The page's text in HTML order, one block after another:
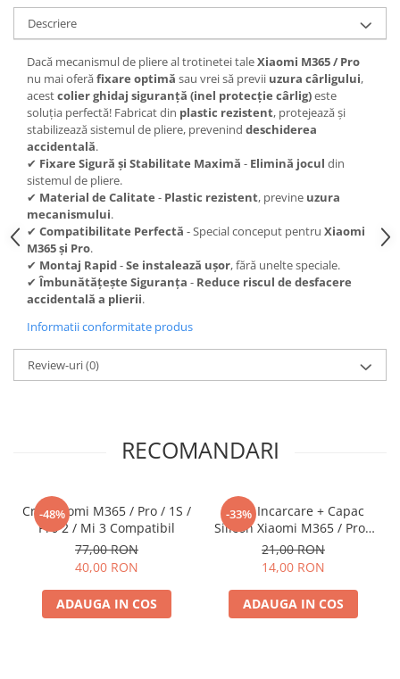
trotinete-electrice
https://www.doctortrotineta.ro/cauciucuri-
cu-camera
cauciucuri-bicicleta
Camere bicicleta
Cauciuc tubeless cu GEL antipană
Accesorii
Trotinete electrice
Biciclete Electrice
Anvelope moto
Camere moto
Anvelope ATV
Cauciucuri bicicleta
Anvelope și Camere Utilaje
https://www.doctortrotineta.ro/plata-
tbi?
Descriere
Dacă mecanismul de pliere al trotinetei taleXiaomi M365 / Pro
nu mai oferăfixare optimă sau vrei să previi uzura cârligului,
acestcolier ghidaj siguranță (inel protecție cârlig)este
soluția perfectă! Fabricat din plastic rezistent, protejează și
stabilizează sistemul de pliere, prevenind deschiderea
accidentală.
✔ Fixare Sigură și Stabilitate Maximă - Elimină jocul din
sistemul de pliere.
✔ Material de Calitate - Plastic rezistent, previne uzura
mecanismului.
✔ Compatibilitate Perfectă - Special conceput pentru Xiaomi
M365 și Pro.
✔ Montaj Rapid-Se instalează ușor, fără unelte speciale.
✔Îmbunătățește Siguranța - Reduce riscul de desfacere
accidentală a plierii.
Informatii conformitate produs
Review-uri(0)
RECOMANDARI
-48%
Cric Xiaomi M365 / Pro / 1S /
Pro 2 / Mi 3 Compatibil
77,00 RON
40,00 RON
ADAUGA IN COS
-33%
Mufa Incarcare + Capac
Silicon Xiaomi M365 / Pro /
Pro 2 / 1S / Mi 3 Compatibil
21,00 RON
14,00 RON
ADAUGA IN COS